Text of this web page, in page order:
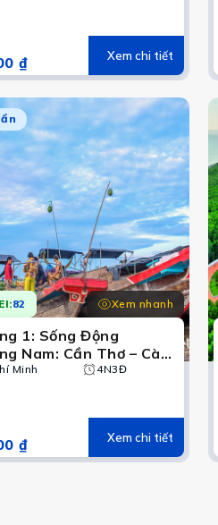
cào nghêu Đất Mũi)
₫ Xem chi tiết
82 Xem nhanh
1: Sống Động
Nam: Cần Thơ – Cà
Sóc Trăng – Bạc Liêu –
Minh 4N3Đ
₫ Xem chi tiết